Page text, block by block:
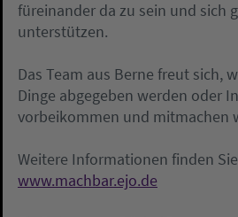
füreinander da zu sein und sich
unterstützen.
Das Team aus Berne freut sich,
Dinge abgegeben werden oder
vorbeikommen und mitmachen
Weitere Informationen finden
www.machbar.ejo.de